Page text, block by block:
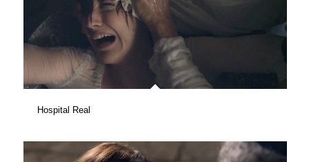
Hospital Real